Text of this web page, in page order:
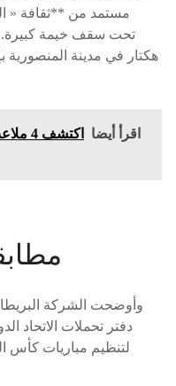
مستمد من **ثقافة «
اقرأ أيضا
وأوضحت الشركة
دفتر تحملات الاتحاد